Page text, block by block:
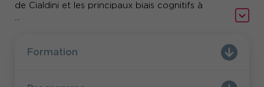
de Cialdini et les principaux biais cognitifs à
développement de votre capacité à convaincre,
à faire passer vos messages avec force et
Formation